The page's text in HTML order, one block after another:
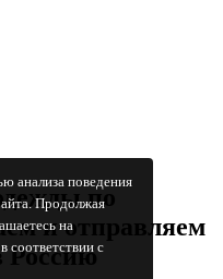
анализа поведения
Продолжая
на
соответствии с
по
и отправляем
Россию